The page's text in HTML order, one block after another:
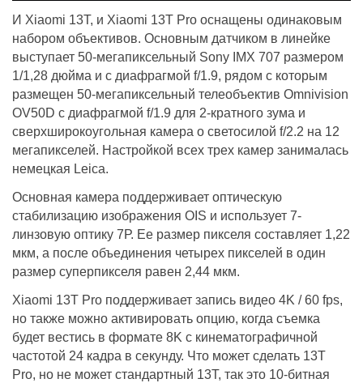
И Xiaomi 13T, и Xiaomi 13T Pro оснащены одинаковым
набором объективов. Основным датчиком в линейке
выступает 50-мегапиксельный Sony IMX 707 размером
1/1,28 дюйма и с диафрагмой f/1.9, рядом с которым
размещен 50-мегапиксельный телеобъектив Omnivision
OV50D с диафрагмой f/1.9 для 2-кратного зума и
сверхширокоугольная камера о светосилой f/2.2 на 12
мегапикселей. Настройкой всех трех камер занималась
немецкая Leica.
Основная камера поддерживает оптическую
стабилизацию изображения OIS и использует 7-
линзовую оптику 7Р. Ее размер пикселя составляет 1,22
мкм, а после объединения четырех пикселей в один
размер суперпикселя равен 2,44 мкм.
Xiaomi 13T Pro поддерживает запись видео 4K / 60 fps,
но также можно активировать опцию, когда съемка
будет вестись в формате 8K с кинематографичной
частотой 24 кадра в секунду. Что может сделать 13T
Pro, но не может стандартный 13Т, так это 10-битная